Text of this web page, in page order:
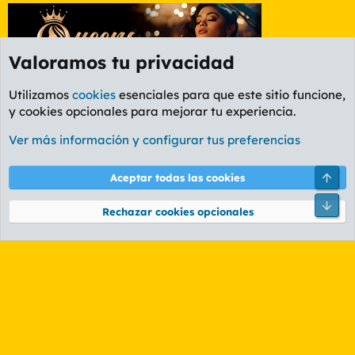
Foro General
Cookies
PL OLDSTYLE AMARILLO
Términos y reglas Política de privacidad Ayuda
Community platform by XenForo® © 2010-2026 XenForo Ltd.
Valoramos tu privacidad
Utilizamos cookies esenciales para que este sitio funcione,
y cookies opcionales para mejorar tu experiencia.
Ver más información y configurar tus preferencias
Aceptar todas las cookies
Rechazar cookies opcionales
Pie